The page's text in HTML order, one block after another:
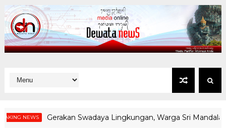
NEWS Gerakan Swadaya Lingkungan, Warga Sri Mandala